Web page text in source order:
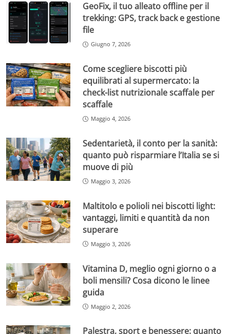
GeoFix, il tuo alleato offline per il
trekking: GPS, track back e gestione
file
Giugno 7, 2026
Come scegliere biscotti più
equilibrati al supermercato: la
check-list nutrizionale scaffale per
scaffale
Maggio 4, 2026
Sedentarietà, il conto per la sanità:
quanto può risparmiare l’Italia se si
muove di più
Maggio 3, 2026
Maltitolo e polioli nei biscotti light:
vantaggi, limiti e quantità da non
superare
Maggio 3, 2026
Vitamina D, meglio ogni giorno o a
boli mensili? Cosa dicono le linee
guida
Maggio 2, 2026
Palestra, sport e benessere: quanto